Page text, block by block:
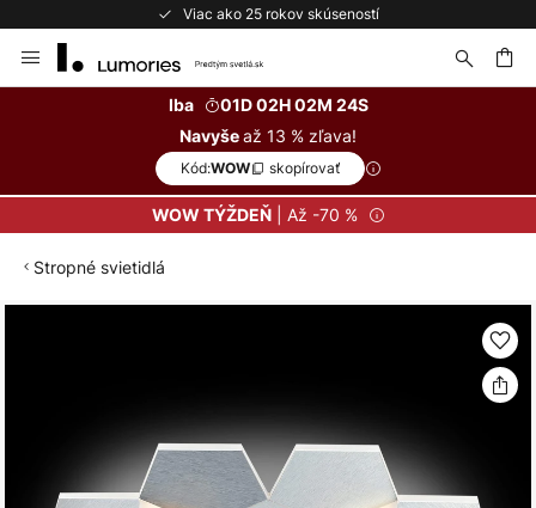
Viac ako 25 rokov skúseností
to
Iba
01D 02H 02M 24S
Navyšeaž 13 % zľava!
Kód:WOW skopírovať
WOW TÝŽDEŇ| Až -70 %
Stropné svietidlá